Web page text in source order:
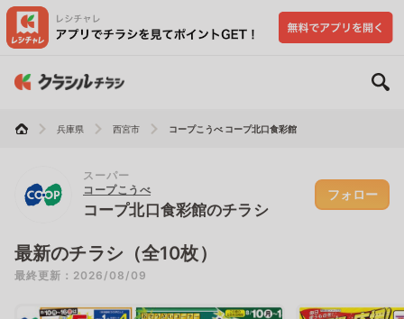
兵庫県 西宮市 コープこうべ コープ北口食彩館
スーパー
コープこうべ
コープ北口食彩館のチラシ
フォロー
最新のチラシ（全10枚）
最終更新：2026/08/09